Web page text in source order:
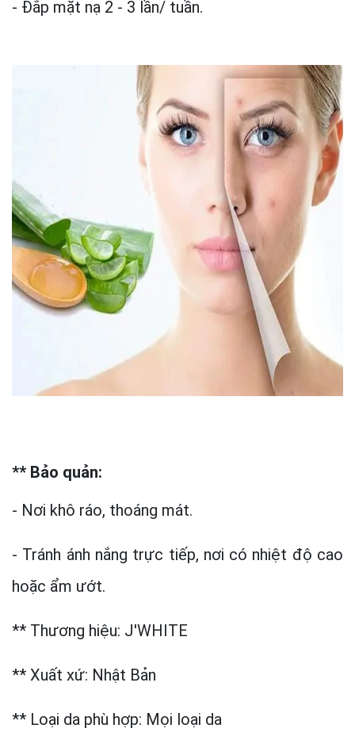
- Đắp mặt nạ 2 - 3 lần/ tuần.
** Bảo quản:
- Nơi khô ráo, thoáng mát.
- Tránh ánh nắng trực tiếp, nơi có nhiệt độ cao
hoặc ẩm ướt.
** Thương hiệu: J'WHITE
** Xuất xứ: Nhật Bản
** Loại da phù hợp: Mọi loại da